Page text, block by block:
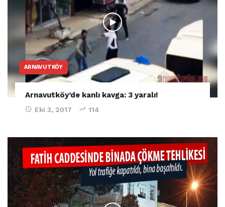
ARNAVUTKÖY
Arnavutköy’de kanlı kavga: 3 yaralı!
Eki 3, 2017 114